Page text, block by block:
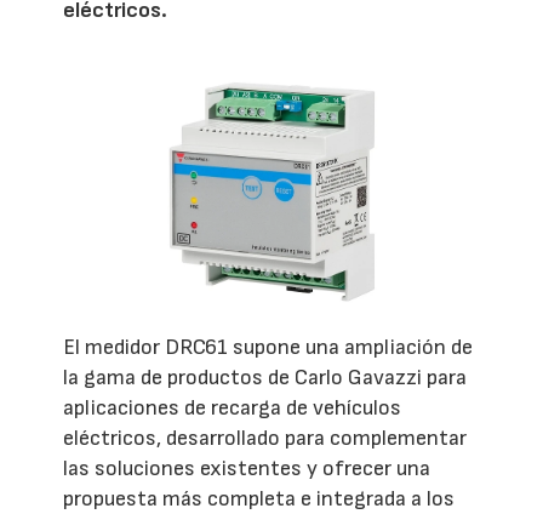
eléctricos.
El medidor DRC61 supone una ampliación de
la gama de productos de Carlo Gavazzi para
aplicaciones de recarga de vehículos
eléctricos, desarrollado para complementar
las soluciones existentes y ofrecer una
propuesta más completa e integrada a los